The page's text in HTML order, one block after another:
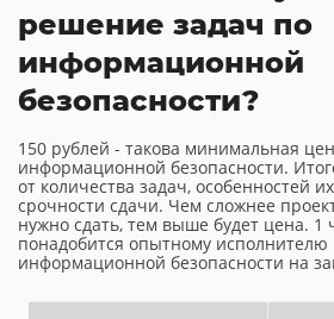
решение задач по
информационной
безопасности?
150 рублей - такова минимальная
информационной безопасности.
от количества задач, особенностей
срочности сдачи. Чем сложнее
нужно сдать, тем выше будет цена. 1
понадобится опытному
информационной безопасности на